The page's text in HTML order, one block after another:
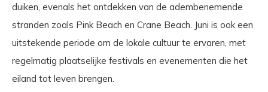
duiken, evenals het ontdekken van de adembenemende
stranden zoals Pink Beach en Crane Beach. Juni is ook een
uitstekende periode om de lokale cultuur te ervaren, met
regelmatig plaatselijke festivals en evenementen die het
eiland tot leven brengen.